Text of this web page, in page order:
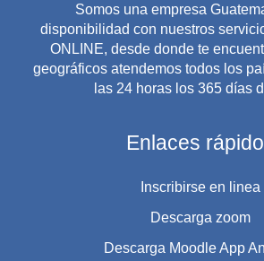
Somos una empresa
disponibilidad con nuestros
ONLINE, desde donde te
geográficos atendemos todos los
las 24 horas los 365 días
Enlaces
Inscribirse en linea
Descarga zoom
Descarga Moodle App